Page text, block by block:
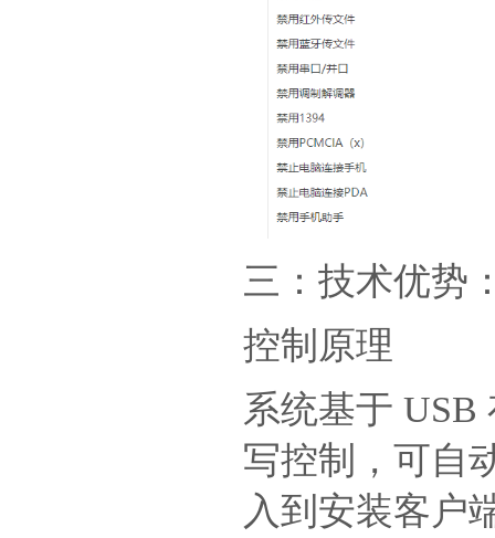
三：技术优势
控制原理
系统基于
写控制，可自
入到安装客户